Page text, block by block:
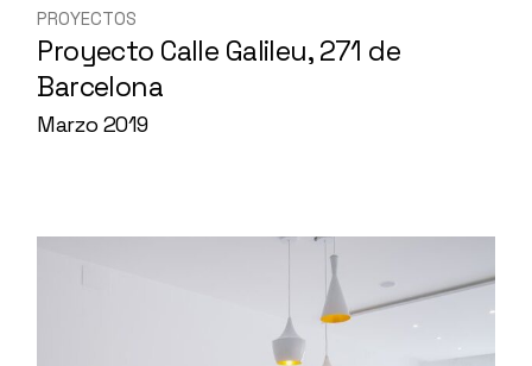
PROYECTOS
Proyecto Calle Galileu, 271 de
Barcelona
Marzo 2019